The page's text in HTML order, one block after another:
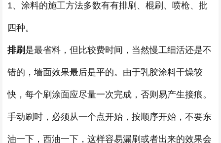
1、涂料的施工方法多数有有排刷、棍刷、喷枪、批
四种。
排刷 是最省料，但比较费时间，当然慢工细活还是不
错的，墙面效果最后是平的。由于乳胶涂料干燥较
快，每个刷涂面应尽量一次完成，否则易产生接痕。
手动刷时，必须从一个点开始，按顺序开始，不要东
油一下，西油一下，这样容易漏刷或者出来的效果会